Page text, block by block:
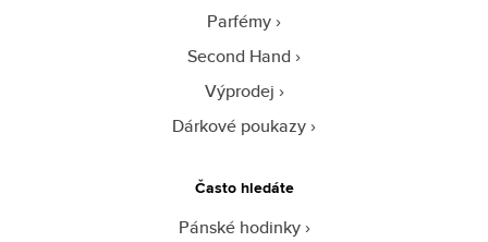
Parfémy
Second Hand
Výprodej
Dárkové poukazy
Často hledáte
Pánské hodinky